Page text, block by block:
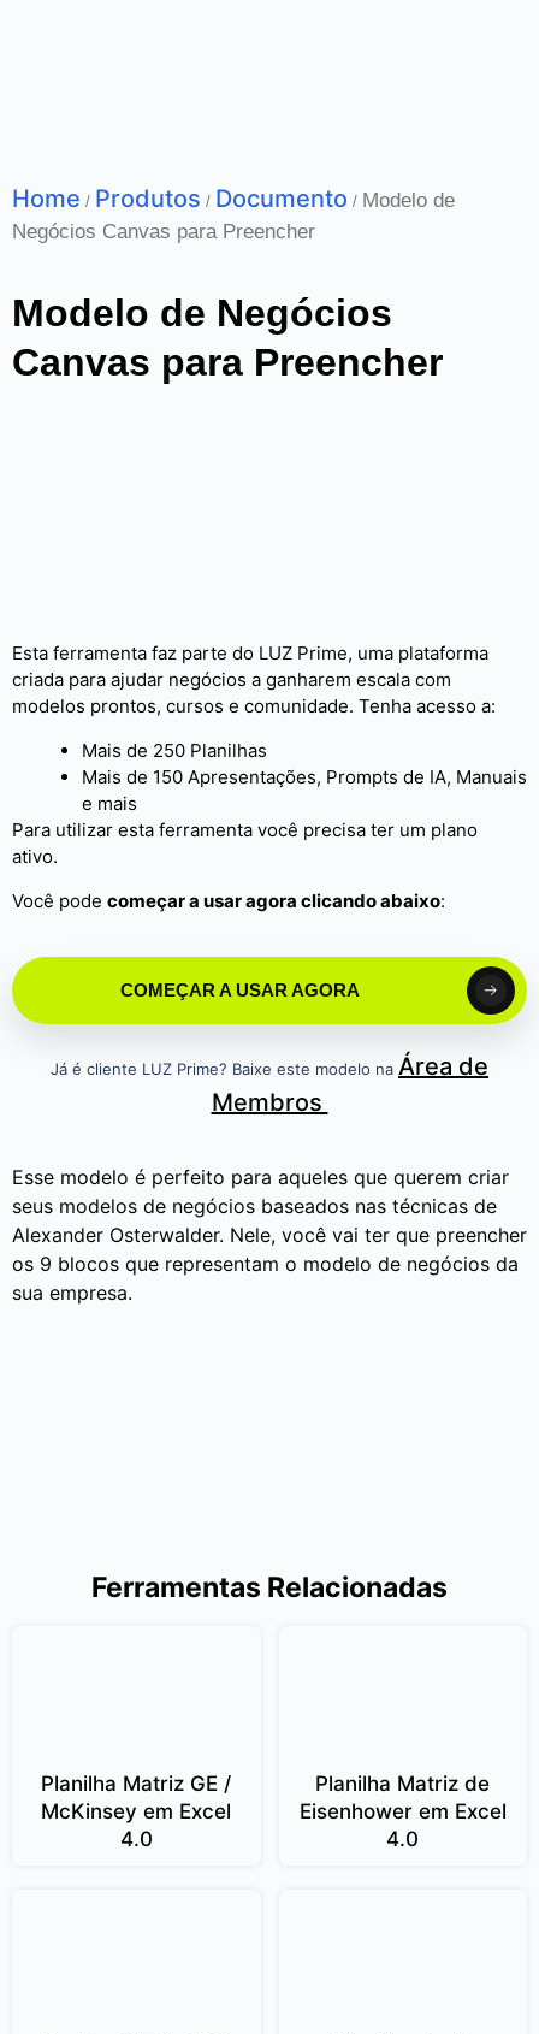
Home / Produtos / Documento / Modelo de
Negócios Canvas para Preencher
Modelo de Negócios
Canvas para Preencher
Esta ferramenta faz parte do LUZ Prime, uma plataforma
criada para ajudar negócios a ganharem escala com
modelos prontos, cursos e comunidade. Tenha acesso a:
Mais de 250 Planilhas
Mais de 150 Apresentações, Prompts de IA, Manuais
e mais
Para utilizar esta ferramenta você precisa ter um plano
ativo.
Você pode começar a usar agora clicando abaixo:
COMEÇAR A USAR AGORA
Já é cliente LUZ Prime? Baixe este modelo na Área de
Membros
Esse modelo é perfeito para aqueles que querem criar
seus modelos de negócios baseados nas técnicas de
Alexander Osterwalder. Nele, você vai ter que preencher
os 9 blocos que representam o modelo de negócios da
sua empresa.
Ferramentas Relacionadas
Planilha Matriz GE /
McKinsey em Excel
4.0
Planilha Matriz de
Eisenhower em Excel
4.0